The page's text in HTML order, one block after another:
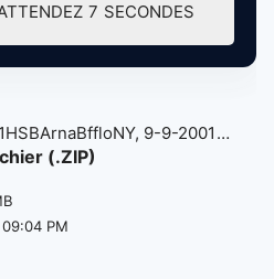
7 SECONDES
9-9-2001
(.ZIP)
PM